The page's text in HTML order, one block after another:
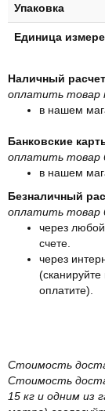
Упаковка
Единица
Наличный расчет
оплатить товар
в нашем
Банковские
оплатить товар
в нашем
Безналичный
оплатить товар
через
счете.
через
оплатите).
Стоимость
Стоимость
15 кг и одним из